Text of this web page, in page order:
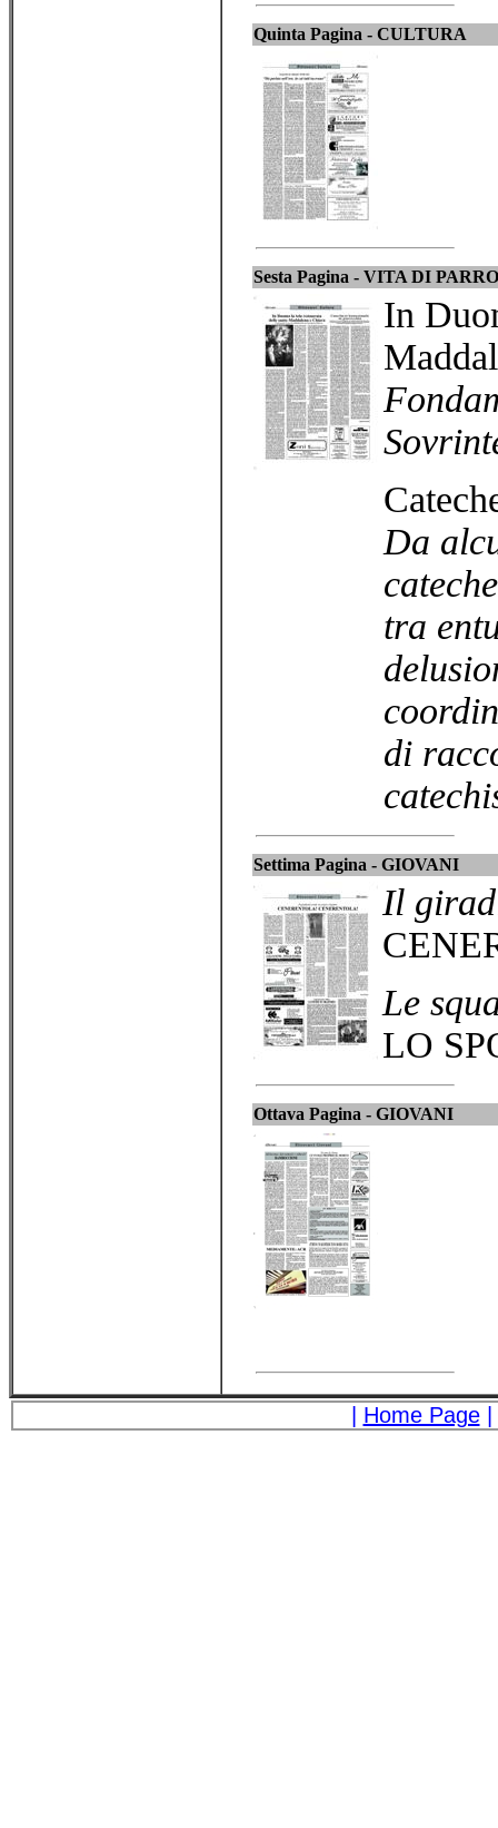
Quinta Pagina - CULTURA
Sesta Pagina - VITA DI
In
Da
tra
di
Settima Pagina - GIOVANI
Il
Le
LO
Ottava Pagina - GIOVANI
Home Page|